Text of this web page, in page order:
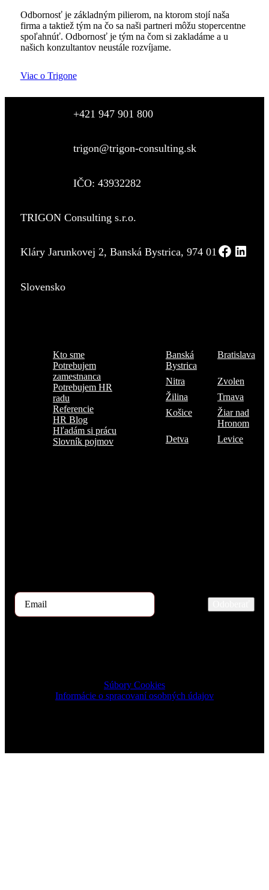
Odbornosť je základným pilierom, na ktorom stojí naša
firma a taktiež tým na čo sa naši partneri môžu stopercentne
spoľahnúť. Odbornosť je tým na čom si zakladáme a u
našich konzultantov neustále rozvíjame.
Viac o Trigone
+421 947 901 800
trigon@trigon-consulting.sk
IČO: 43932282
TRIGON Consulting s.r.o.
Kláry Jarunkovej 2, Banská Bystrica, 974 01
Slovensko
Kto sme
Potrebujem
zamestnanca
Potrebujem HR
radu
Referencie
HR Blog
Hľadám si prácu
Slovník pojmov
Banská
Bystrica
Bratislava
Nitra
Zvolen
Žilina
Trnava
Košice
Žiar nad
Hronom
Detva
Levice
Súbory Cookies
Informácie o spracovaní osobných údajov